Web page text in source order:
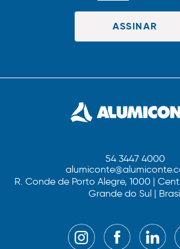
54 3447 4000
R. Conde de Porto Alegre, 1000 |
Grande do Sul |